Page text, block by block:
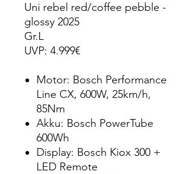
Uni rebel red/coffee pebble -
glossy 2025
Gr.L
UVP: 4.999€
Motor: Bosch Performance
Line CX, 600W, 25km/h,
85Nm
Akku: Bosch PowerTube
600Wh
Display: Bosch Kiox 300 +
LED Remote